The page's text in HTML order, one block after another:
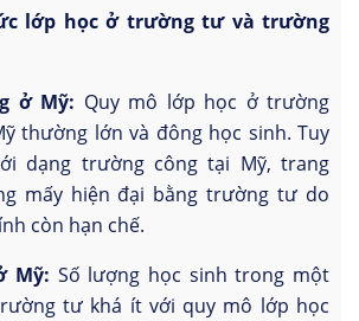
lớp học ở trường tư và trường
ở Mỹ: Quy mô lớp học ở trường
thường lớn và đông học sinh. Tuy
dạng trường công tại Mỹ, trang
mấy hiện đại bằng trường tư do
còn hạn chế.
Mỹ: Số lượng học sinh trong một
tư khá ít với quy mô lớp học